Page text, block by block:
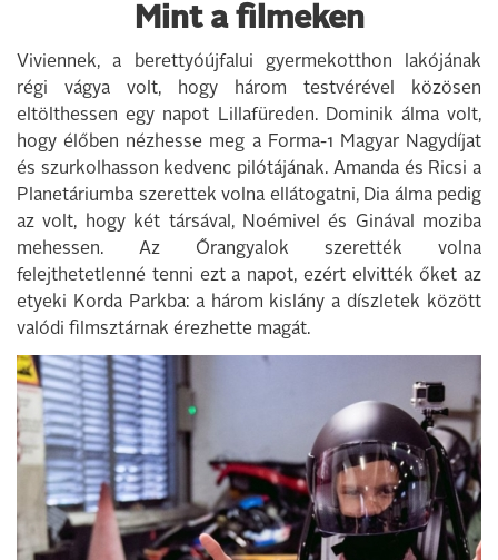
Mint a filmeken
Viviennek, a berettyóújfalui gyermekotthon lakójának
régi vágya volt, hogy három testvérével közösen
eltölthessen egy napot Lillafüreden. Dominik álma volt,
hogy élőben nézhesse meg a Forma-1 Magyar Nagydíjat
és szurkolhasson kedvenc pilótájának. Amanda és Ricsi a
Planetáriumba szerettek volna ellátogatni, Dia álma pedig
az volt, hogy két társával, Noémivel és Ginával moziba
mehessen. Az Őrangyalok szerették volna
felejthetetlenné tenni ezt a napot, ezért elvitték őket az
etyeki Korda Parkba: a három kislány a díszletek között
valódi filmsztárnak érezhette magát.